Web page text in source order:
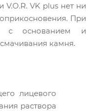
VK plus нет ни
При
с основанием и
камня.
лицевого
раствора